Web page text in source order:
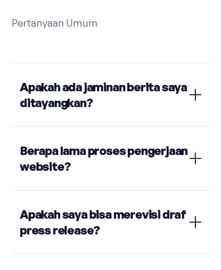
Pertanyaan Umum
Apakah ada jaminan berita saya
ditayangkan?
Berapa lama proses pengerjaan
website?
Apakah saya bisa merevisi draf
press release?